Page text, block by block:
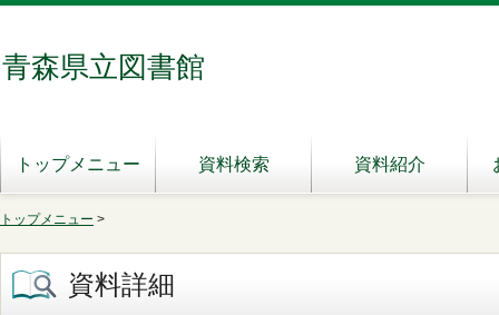
青森県立図書館
トップメニュー 資料検索 資料紹介
トップメニュー >
資料詳細